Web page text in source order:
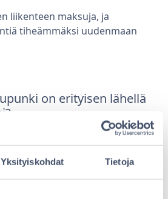
Yksityiskohdat Tietoja
liikenteen maksuja, ja
tiheämmäksi uudenmaan
on erityisen lähellä
löytyy kaikki: rannat,
ystävät ja perhe.